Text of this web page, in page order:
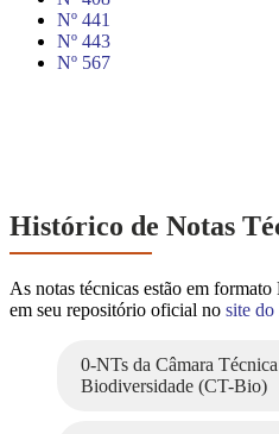
Nº 441
Nº 443
Nº 567
Histórico de Notas
As notas técnicas estão em
em seu repositório oficial no site
0-NTs da Câmara
Biodiversidade (CT-Bio)